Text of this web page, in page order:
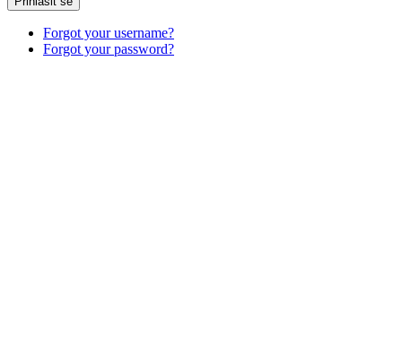
Forgot your username?
Forgot your password?